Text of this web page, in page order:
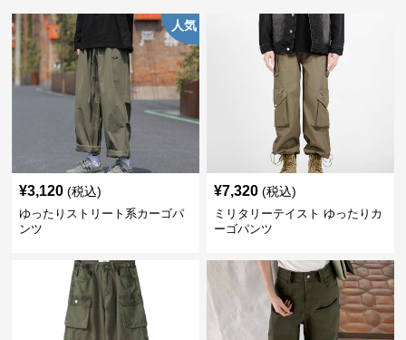
人気
¥3,120 (税込)
ゆったりストリート系カーゴパ
ンツ
¥7,320 (税込)
ミリタリーテイスト ゆったりカ
ーゴパンツ